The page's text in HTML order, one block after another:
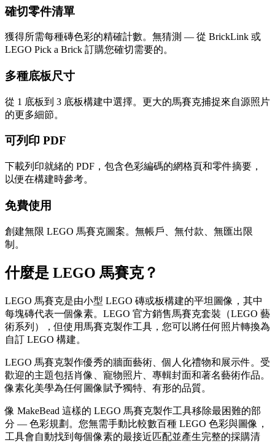
確切零件清單
獲得所需每種磚色彩的精確計數。無猜測 — 從 BrickLink 或
LEGO Pick a Brick 訂購您確切需要的。
多種底板尺寸
從 1 底板到 3 底板構建中選擇。更大的馬賽克捕捉來自源照片
的更多細節。
可列印 PDF
下載列印就緒的 PDF，包含色彩編碼的網格頁和零件摘要，
以便在構建時參考。
免費使用
創建無限 LEGO 馬賽克圖案。無帳戶、無付款、無匯出限
制。
什麼是 LEGO 馬賽克？
LEGO 馬賽克是由小型 LEGO 磚或板構建的平坦圖像，其中
每塊磚代表一個像素。LEGO 官方銷售馬賽克套裝（LEGO 藝
術系列），但使用馬賽克製作工具，您可以將任何照片轉換為
自訂 LEGO 構建。
LEGO 馬賽克製作優秀的牆面藝術、個人化禮物和展示件。受
歡迎的主題包括肖像、寵物照片、專輯封面和著名藝術作品。
像素化美學為任何圖像賦予獨特、有形的品質。
像 MakeBead 這樣的 LEGO 馬賽克製作工具移除最困難的部
分 — 色彩規劃。您無需手動比較數百種 LEGO 色彩與圖像，
工具會自動找到每個像素的最接近匹配並產生完整的採購清